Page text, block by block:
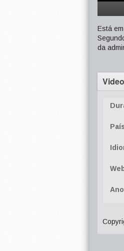
Está
da